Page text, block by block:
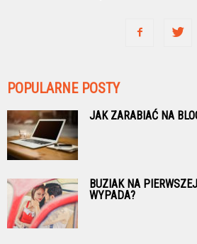
POPULARNE POSTY
JAK ZARABIAĆ NA
BUZIAK NA
WYPADA?